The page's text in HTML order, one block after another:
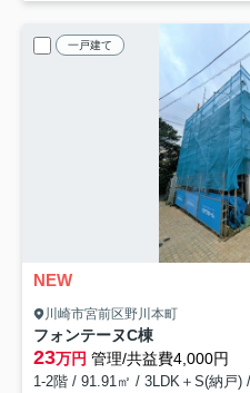
一戸建て
NEW
川崎市宮前区野川本町
フォンテーヌC棟
23万円 管理/共益費4,000円
1-2階 / 91.91㎡ / 3LDK＋S(納戸)